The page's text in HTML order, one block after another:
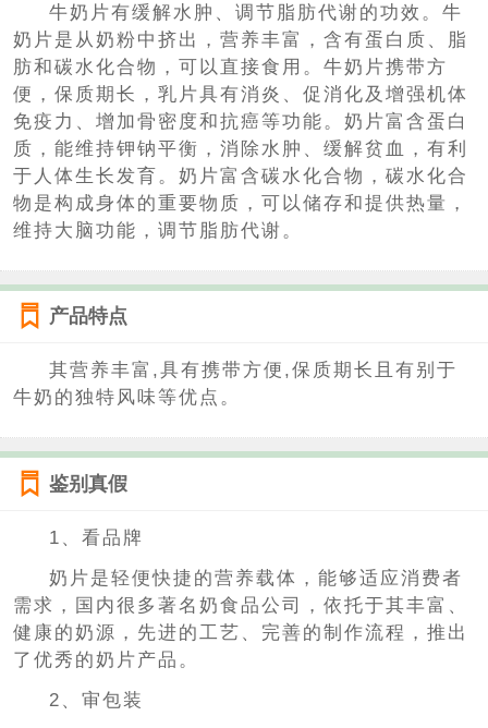
牛奶片有缓解水肿、调节脂肪代谢的功效。牛
奶片是从奶粉中挤出，营养丰富，含有蛋白质、脂
肪和碳水化合物，可以直接食用。牛奶片携带方
便，保质期长，乳片具有消炎、促消化及增强机体
免疫力、增加骨密度和抗癌等功能。奶片富含蛋白
质，能维持钾钠平衡，消除水肿、缓解贫血，有利
于人体生长发育。奶片富含碳水化合物，碳水化合
物是构成身体的重要物质，可以储存和提供热量，
维持大脑功能，调节脂肪代谢。
产品特点
其营养丰富,具有携带方便,保质期长且有别于
牛奶的独特风味等优点。
鉴别真假
1、看品牌
奶片是轻便快捷的营养载体，能够适应消费者
需求，国内很多著名奶食品公司，依托于其丰富、
健康的奶源，先进的工艺、完善的制作流程，推出
了优秀的奶片产品。
2、审包装